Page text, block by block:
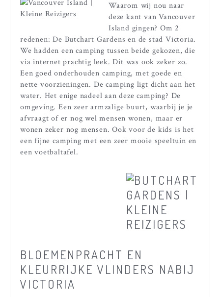
Waarom wij nou naar
deze kant van Vancouver
Island gingen? Om 2
redenen: De Butchart Gardens en de stad Victoria.
We hadden een camping tussen beide gekozen, die
via internet prachtig leek. Dit was ook zeker zo.
Een goed onderhouden camping, met goede en
nette voorzieningen. De camping ligt dicht aan het
water. Het enige nadeel aan deze camping? De
omgeving. Een zeer armzalige buurt, waarbij je je
afvraagt of er nog wel mensen wonen, maar er
wonen zeker nog mensen. Ook voor de kids is het
een fijne camping met een zeer mooie speeltuin en
een voetbaltafel.
BLOEMENPRACHT EN
KLEURRIJKE VLINDERS NABIJ
VICTORIA